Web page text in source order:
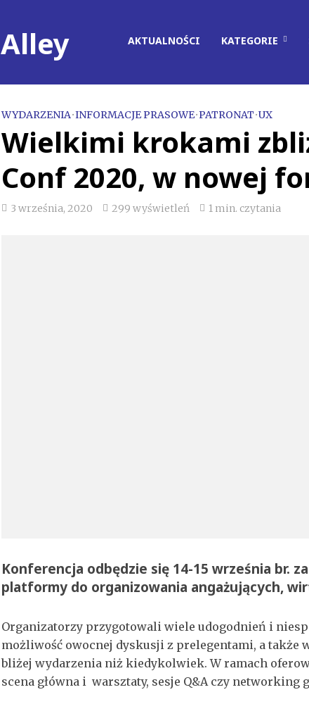
AKTUALNOŚCI KATEGORIE
WYDARZENIA•INFORMACJE PRASOWE•PATRONAT•UX
Wielkimi krokami
Conf 2020, w nowej
3 września, 2020 299 wyświetleń 1 min. czytania
Konferencja odbędzie się 14-15 września br.
platformy do organizowania angażujących,
Organizatorzy przygotowali wiele udogodnień i
możliwość owocnej dyskusji z prelegentami, a także
bliżej wydarzenia niż kiedykolwiek. W ramach
scena główna i warsztaty, sesje Q&A czy networking